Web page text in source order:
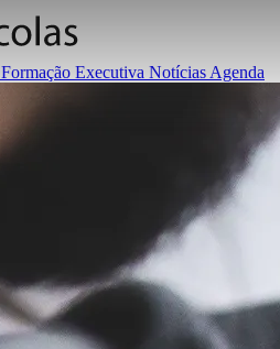
Formação Executiva Notícias Agenda